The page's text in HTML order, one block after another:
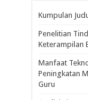
Kumpulan
Penelitian
Keterampilan
Manfaat
Peningkatan
Guru